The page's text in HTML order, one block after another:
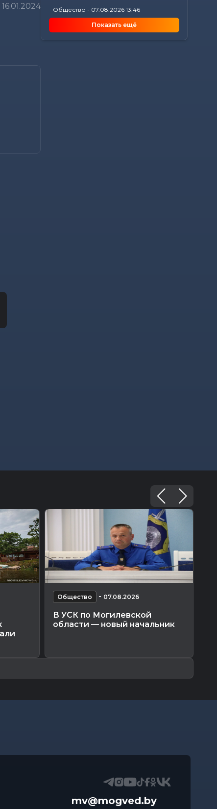
16.01.2024 Общество - 07.08.2026 13:46
В УСК по Могилевской области
— новый начальник
Показать ещё
Общество - 07.08.2026
В УСК по Могилевской
области — новый начальник
mv@mogved.by